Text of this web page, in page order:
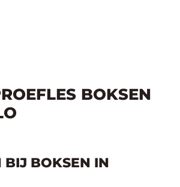
BOKSEN
BIJ BOKSEN IN